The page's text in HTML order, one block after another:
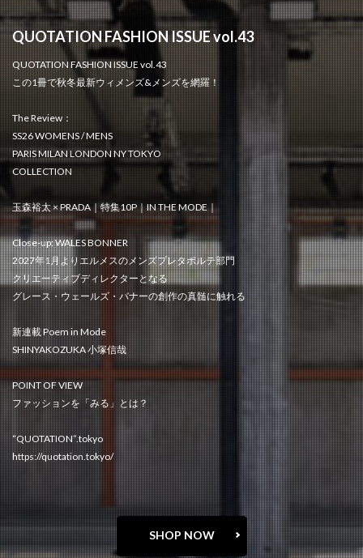
QUOTATION FASHION ISSUE vol.43
QUOTATION FASHION ISSUE vol.43
この1冊で秋冬最新ウィメンズ&メンズを網羅！
The Review：
SS26 WOMENS / MENS
PARIS MILAN LONDON NY TOKYO
COLLECTION
玉森裕太 × PRADA｜特集10P｜IN THE MODE｜
Close-up: WALES BONNER
2027年1月よりエルメスのメンズプレタポルテ部門
クリエーティブディレクターとなる
グレース・ウェールズ・バナーの創作の真髄に触れる
新連載 Poem in Mode
SHINYAKOZUKA 小塚信哉
POINT OF VIEW
ファッションを「みる」とは？
“QUOTATION”.tokyo
https://quotation.tokyo/
SHOP NOW